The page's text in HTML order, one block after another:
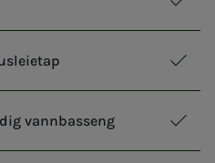
vannbasseng